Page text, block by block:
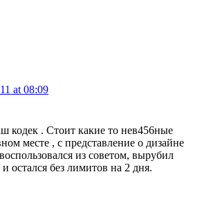
at 08:09
кодек . Стоит какие то нев456ные
месте , с представление о дизайне
из советом, вырубил
остался без лимитов на 2 дня.